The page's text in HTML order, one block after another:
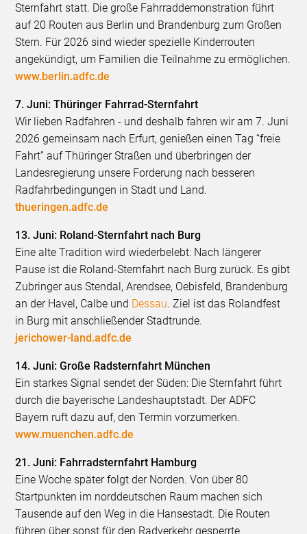
Sternfahrt statt. Die große Fahrraddemonstration führt
auf 20 Routen aus Berlin und Brandenburg zum Großen
Stern. Für 2026 sind wieder spezielle Kinderrouten
angekündigt, um Familien die Teilnahme zu ermöglichen.
www.berlin.adfc.de
7. Juni: Thüringer Fahrrad-Sternfahrt
Wir lieben Radfahren - und deshalb fahren wir am 7. Juni
2026 gemeinsam nach Erfurt, genießen einen Tag “freie
Fahrt” auf Thüringer Straßen und überbringen der
Landesregierung unsere Forderung nach besseren
Radfahrbedingungen in Stadt und Land.
thueringen.adfc.de
13. Juni: Roland-Sternfahrt nach Burg
Eine alte Tradition wird wiederbelebt: Nach längerer
Pause ist die Roland-Sternfahrt nach Burg zurück. Es gibt
Zubringer aus Stendal, Arendsee, Oebisfeld, Brandenburg
an der Havel, Calbe und Dessau. Ziel ist das Rolandfest
in Burg mit anschließender Stadtrunde.
jerichower-land.adfc.de
14. Juni: Große Radsternfahrt München
Ein starkes Signal sendet der Süden: Die Sternfahrt führt
durch die bayerische Landeshauptstadt. Der ADFC
Bayern ruft dazu auf, den Termin vorzumerken.
www.muenchen.adfc.de
21. Juni: Fahrradsternfahrt Hamburg
Eine Woche später folgt der Norden. Von über 80
Startpunkten im norddeutschen Raum machen sich
Tausende auf den Weg in die Hansestadt. Die Routen
führen über sonst für den Radverkehr gesperrte